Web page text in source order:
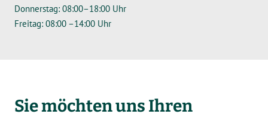
Donnerstag: 08:00–18:00 Uhr
Freitag: 08:00 –14:00 Uhr
Sie möchten uns Ihren